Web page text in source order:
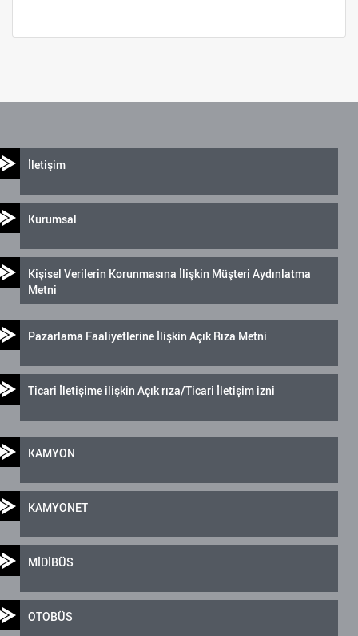
İletişim
Kurumsal
Kişisel Verilerin Korunmasına İlişkin Müşteri Aydınlatma
Metni
Pazarlama Faaliyetlerine İlişkin Açık Rıza Metni
Ticari İletişime ilişkin Açık rıza/Ticari İletişim izni
KAMYON
KAMYONET
MİDİBÜS
OTOBÜS